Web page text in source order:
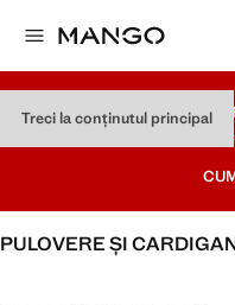
Treci la conținutul principal
PULOVERE ȘI